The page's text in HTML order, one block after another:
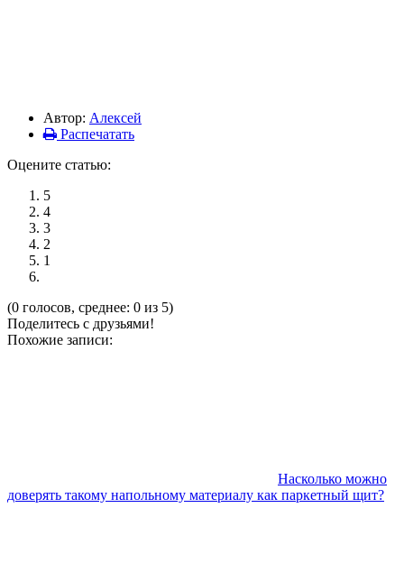
Автор: Алексей
Распечатать
Оцените статью:
5
4
3
2
1
(0 голосов, среднее: 0 из 5)
Поделитесь с друзьями!
Похожие записи:
Насколько можно
доверять такому напольному материалу как паркетный щит?